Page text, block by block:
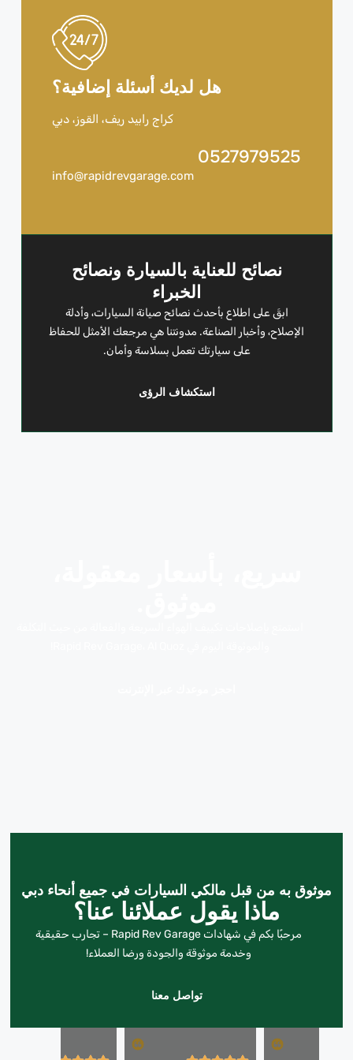
هل لديك أسئلة إضافية؟
كراج رابيد ريف، القوز، دبي
0527979525
info@rapidrevgarage.com
نصائح للعناية بالسيارة ونصائح
الخبراء
ابقَ على اطلاع بأحدث نصائح صيانة السيارات، وأدلة
الإصلاح، وأخبار الصناعة. مدونتنا هي مرجعك الأمثل للحفاظ
على سيارتك تعمل بسلاسة وأمان.
استكشاف الرؤى
موثوق به من قبل مالكي السيارات في جميع أنحاء دبي
ماذا يقول عملائنا عنا؟
مرحبًا بكم في شهادات Rapid Rev Garage – تجارب حقيقية
وخدمة موثوقة والجودة ورضا العملاء!
تواصل معنا